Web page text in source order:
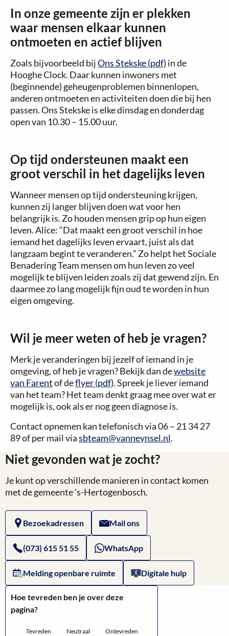
In onze gemeente zijn er plekken
waar mensen elkaar kunnen
ontmoeten en actief blijven
Zoals bijvoorbeeld bijOns Stekske (pdf) in de
Hooghe Clock. Daar kunnen inwoners met
(beginnende) geheugenproblemen binnenlopen,
anderen ontmoeten en activiteiten doen die bij hen
passen. Ons Stekske is elke dinsdag en donderdag
open van 10.30 – 15.00 uur.
Op tijd ondersteunen maakt een
groot verschil in het dagelijks leven
Wanneer mensen op tijd ondersteuning krijgen,
kunnen zij langer blijven doen wat voor hen
belangrijk is. Zo houden mensen grip op hun eigen
leven. Alice: “Dat maakt een groot verschil in hoe
iemand het dagelijks leven ervaart, juist als dat
langzaam begint te veranderen.” Zo helpt het Sociale
Benadering Team mensen om hun leven zo veel
mogelijk te blijven leiden zoals zij dat gewend zijn. En
daarmee zo lang mogelijk fijn oud te worden in hun
eigen omgeving.
Wil je meer weten of heb je vragen?
Merk je veranderingen bij jezelf of iemand in je
omgeving, of heb je vragen? Bekijk dan dewebsite
van Farentof deflyer (pdf). Spreek je liever iemand
van het team? Het team denkt graag mee over wat er
mogelijk is, ook als er nog geen diagnose is.
Contact opnemen kan telefonisch via 06 – 21 34 27
89 of per mail viasbteam@vanneynsel.nl.
Niet gevonden wat je zocht?
Je kunt op verschillende manieren in contact komen
met de gemeente ’s-Hertogenbosch.
Bezoekadressen Mail ons
(073) 615 51 55 WhatsApp
Melding openbare ruimte Digitale hulp
Hoe tevreden ben je over deze
pagina?
Tevreden Neutraal Ontevreden